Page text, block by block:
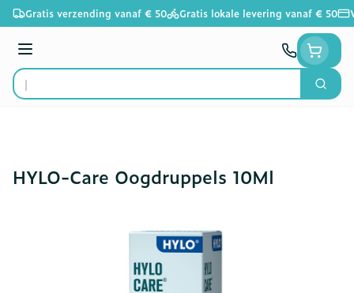
Ga naar de inhoud
Gratis verzending vanaf € 50 Gratis lokale levering vanaf € 50
Menu
Product, merk, categorie...
Zoek
HYLO-Care Oogdruppels 10Ml